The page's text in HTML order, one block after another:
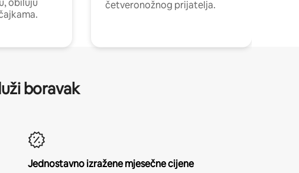
obiluju
četveronožnog prijatelja.
boravak
Jednostavno izražene mjesečne cijene